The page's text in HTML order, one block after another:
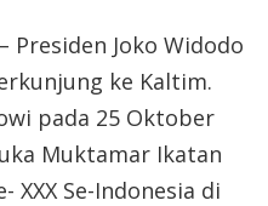
Presiden Joko Widodo
ke Kaltim.
pada 25 Oktober
Muktamar Ikatan
XXX Se-Indonesia di